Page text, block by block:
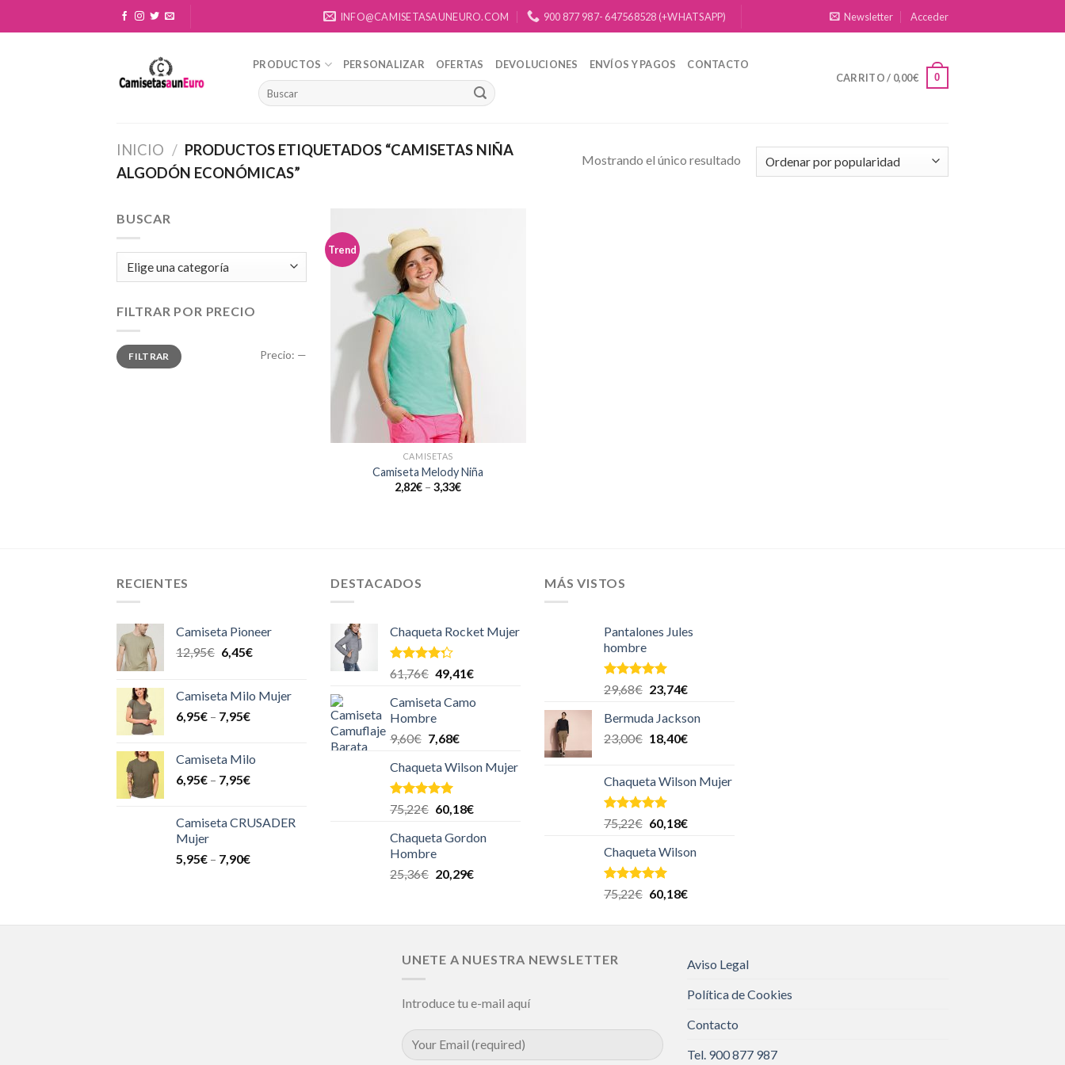
to
INFO@CAMISETASAUNEURO.COM 900 877 987- 647568528 (+WHATSAPP) Newsletter Acceder
PRODUCTOS PERSONALIZAR OFERTAS DEVOLUCIONES ENVÍOS Y PAGOS
CONTACTO
CARRITO / 0,00€ 0
INICIO / PRODUCTOS ETIQUETADOS “CAMISETAS NIÑA
ALGODÓN ECONÓMICAS”
Mostrando el único resultado
BUSCAR
FILTRAR POR PRECIO
Precio
mínimo
Precio
máximo
FILTRAR Precio: —
Trend
CAMISETAS
Camiseta Melody Niña
2,82€ –3,33€
RECIENTES
Camiseta Pioneer
12,95€ 6,45€
Camiseta Milo Mujer
6,95€ – 7,95€
Camiseta Milo
6,95€ – 7,95€
Camiseta CRUSADER
Mujer
5,95€ – 7,90€
DESTACADOS
Chaqueta Rocket Mujer
Valorado
en
de 5
61,76€ 49,41€
Camiseta Camo
Hombre
9,60€ 7,68€
Chaqueta Wilson Mujer
Valorado en
5.00
75,22€ 60,18€
Chaqueta Gordon
Hombre
25,36€ 20,29€
MÁS VISTOS
Pantalones Jules
hombre
Valorado en
5.00
29,68€ 23,74€
Bermuda Jackson
23,00€ 18,40€
Chaqueta Wilson Mujer
Valorado en
5.00
75,22€ 60,18€
Chaqueta Wilson
Valorado en
5.00
75,22€ 60,18€
UNETE A NUESTRA NEWSLETTER
Introduce tu e-mail aquí
Aviso Legal
Política de Cookies
Contacto
Tel. 900 877 987